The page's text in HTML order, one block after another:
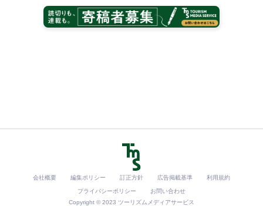
会社概要 編集ポリシー 訂正方針 広告掲載基準 利用規約
プライバシーポリシー
お問い合わせ
Copyright © 2023 ツーリズムメディアサービス